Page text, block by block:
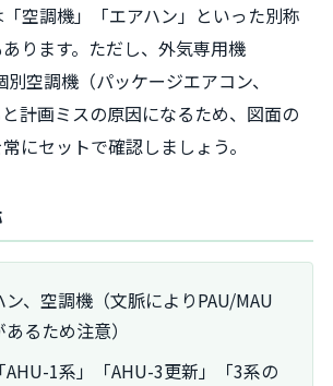
空調機」「エアハン」といった別称
ります。ただし、外気専用機
別空調機（パッケージエアコン、
計画ミスの原因になるため、図面の
にセットで確認しましょう。
、空調機（文脈によりPAU/MAU
るため注意）
1系」「AHU-3更新」「3系の